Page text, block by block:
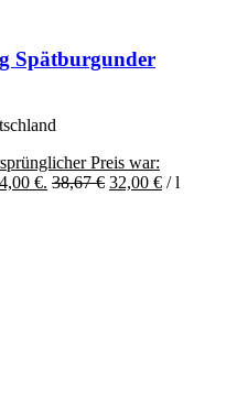
Spätburgunder
Preis war:
€. 38,67€ 32,00 € /l